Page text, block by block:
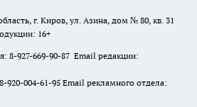
г. Киров, ул. Азина, дом № 80, кв. 31
16+
8-927-669-90-87 Email редакции:
920-004-61-95 Email рекламного отдела: